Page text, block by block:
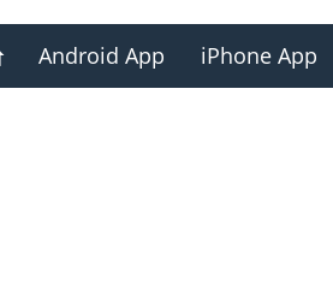
HomeAndroid App iPhone App